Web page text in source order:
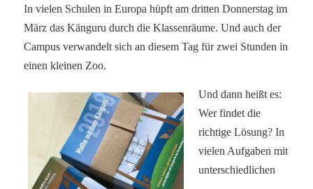
In vielen Schulen in Europa hüpft am dritten Donnerstag im
März das Känguru durch die Klassenräume. Und auch der
Campus verwandelt sich an diesem Tag für zwei Stunden in
einen kleinen Zoo.
Und dann heißt es:
Wer findet die
richtige Lösung? In
vielen Aufgaben mit
unterschiedlichen